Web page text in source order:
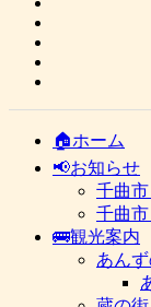
🏠ホーム
📢お知らせ
千曲市
千曲市
🚌観光案内
あん